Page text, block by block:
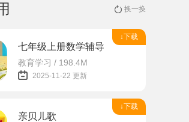
换一换
↓下载
七年级上册数学辅导
教育学习 / 198.4M
2025-11-22 更新
↓下载
亲贝儿歌